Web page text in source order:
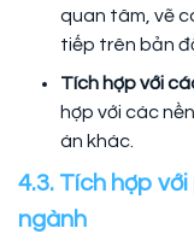
quan tâm, vẽ
tiếp trên bản
Tích hợp với
hợp với các
án khác.
4.3. Tích hợp
ngành